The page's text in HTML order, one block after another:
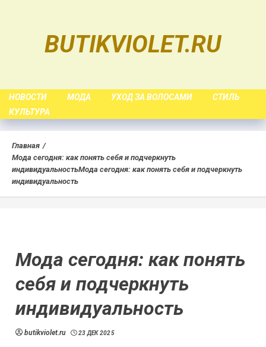
BUTIKVIOLET.RU
НОВОСТИ МОДА УХОД ЗА ВОЛОСАМИ
СТИЛЬ
КУЛЬТУРА
Главная
Мода сегодня: как понять себя и подчеркнуть
индивидуальностьМода сегодня: как понять себя и подчеркнуть
индивидуальность
Мода сегодня: как понять
себя и подчеркнуть
индивидуальность
butikviolet.ru 23 ДЕК 2025